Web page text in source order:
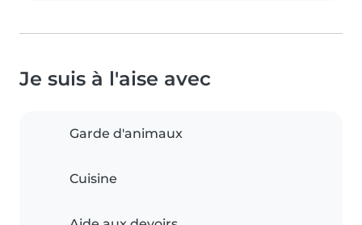
Je suis à l'aise avec
Garde d'animaux
Cuisine